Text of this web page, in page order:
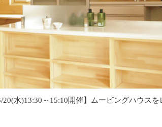
20(水)13:30～15:10開催​​​】ムービングハウス